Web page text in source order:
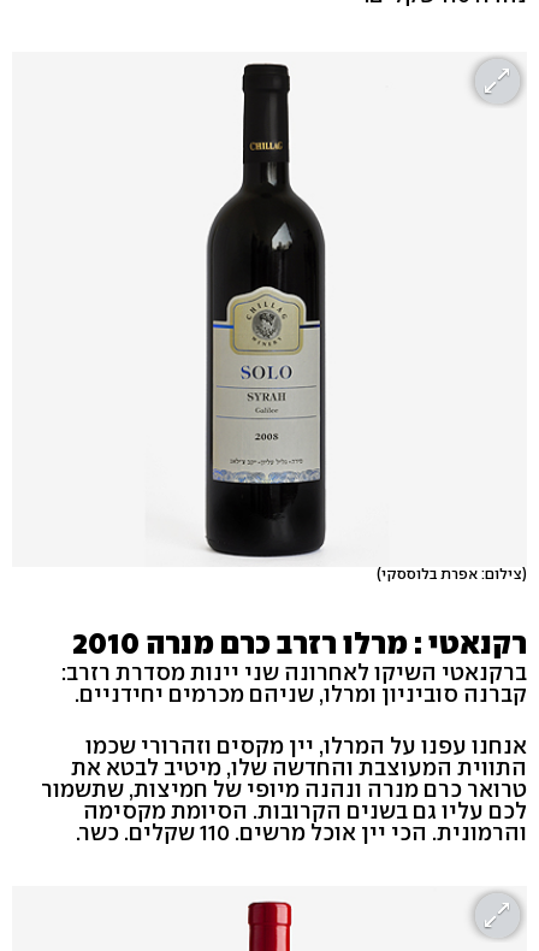
(צילום: אפרת בלוססקי)
רקנאטי : מרלו רזרב כרם מנרה 2010
ברקנאטי השיקו לאחרונה שני יינות מסדרת רזרב:
קברנה סוביניון ומרלו, שניהם מכרמים יחידניים.
אנחנו עפנו על המרלו, יין מקסים וזהרורי שכמו
התווית המעוצבת והחדשה שלו, מיטיב לבטא את
טרואר כרם מנרה ונהנה מיופי של חמיצות, שתשמור
לכם עליו גם בשנים הקרובות. הסיומת מקסימה
והרמונית. הכי יין אוכל מרשים. 110 שקלים. כשר.